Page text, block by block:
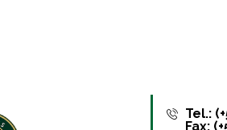
Tel.:
Fax: